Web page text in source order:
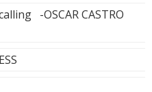
-OSCAR CASTRO